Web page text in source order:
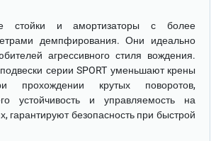
стойки и амортизаторы с более
демпфирования. Они идеально
агрессивного стиля вождения.
серии SPORT уменьшают крены
прохождении крутых поворотов,
устойчивость и управляемость на
гарантируют безопасность при быстрой